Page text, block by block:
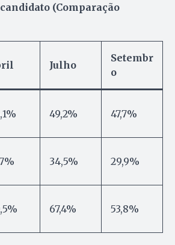
(Comparação
Julho
Setembr
o
49,2% 47,7%
34,5% 29,9%
67,4% 53,8%